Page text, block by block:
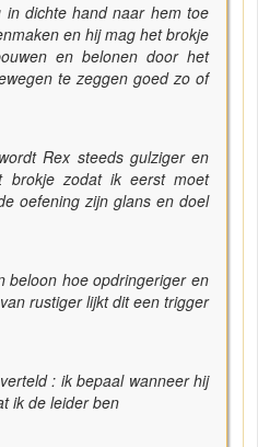
dichte hand naar hem toe
en hij mag het brokje
en belonen door het
te zeggen goed zo of
Rex steeds gulziger en
brokje zodat ik eerst moet
oefening zijn glans en doel
beloon hoe opdringeriger en
rustiger lijkt dit een trigger
: ik bepaal wanneer hij
ik de leider ben